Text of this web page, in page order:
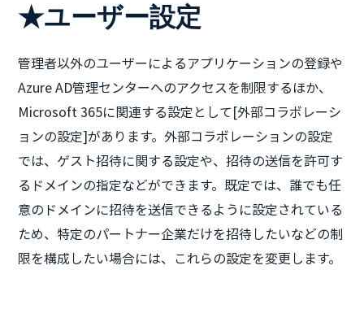
★ユーザー設定
管理者以外のユーザーによるアプリケーションの登録や
Azure AD管理センターへのアクセスを制限するほか、
Microsoft 365に関連する設定として[外部コラボレーシ
ョンの設定]があります。外部コラボレーションの設定
では、ゲスト招待に関する設定や、招待の送信を許可す
るドメインの指定などができます。既定では、誰でも任
意のドメインに招待を送信できるように設定されている
ため、特定のパートナー企業だけを招待したいなどの制
限を構成したい場合には、これらの設定を変更します。